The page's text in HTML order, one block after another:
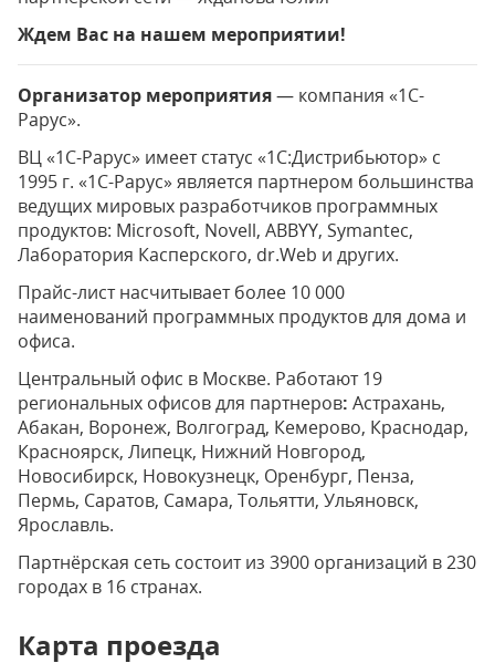
Ждем Вас на нашем мероприятии!
Организатор мероприятия— компания «1С-
Рарус».
ВЦ «1С-Рарус» имеет статус «1С:Дистрибьютор» с
1995 г. «1С-Рарус» является партнером большинства
ведущих мировых разработчиков программных
продуктов: Microsoft, Novell, ABBYY, Symantec,
Лаборатория Касперского, dr.Web и других.
Прайс-лист насчитывает более 10 000
наименований программных продуктов для дома и
офиса.
Центральный офис в Москве. Работают 19
региональных офисов для партнеров: Астрахань,
Абакан, Воронеж, Волгоград, Кемерово, Краснодар,
Красноярск, Липецк, Нижний Новгород,
Новосибирск, Новокузнецк, Оренбург, Пенза,
Пермь, Саратов, Самара, Тольятти, Ульяновск,
Ярославль.
Партнёрская сеть состоит из 3900 организаций в 230
городах в 16 странах.
Карта проезда